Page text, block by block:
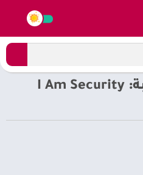
ضع الكلمة المناسبة: I Am Security